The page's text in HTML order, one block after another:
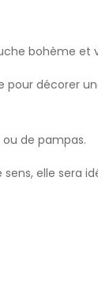
bohème et
décorer
de pampas.
elle sera